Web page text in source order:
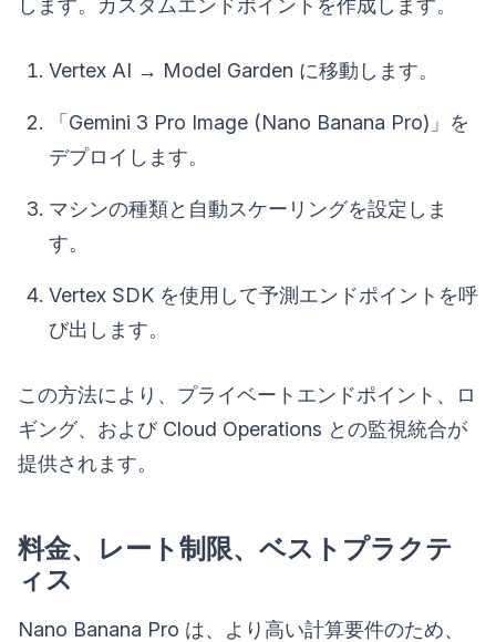
します。カスタムエンドポイントを作成します。
Vertex AI → Model Garden に移動します。
「Gemini 3 Pro Image (Nano Banana Pro)」を
デプロイします。
マシンの種類と自動スケーリングを設定しま
す。
Vertex SDK を使用して予測エンドポイントを呼
び出します。
この方法により、プライベートエンドポイント、ロ
ギング、および Cloud Operations との監視統合が
提供されます。
料金、レート制限、ベストプラクテ
ィス
Nano Banana Pro は、より高い計算要件のため、